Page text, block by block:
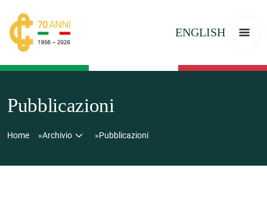
ENGLISH
Pubblicazioni
Home Archivio Pubblicazioni